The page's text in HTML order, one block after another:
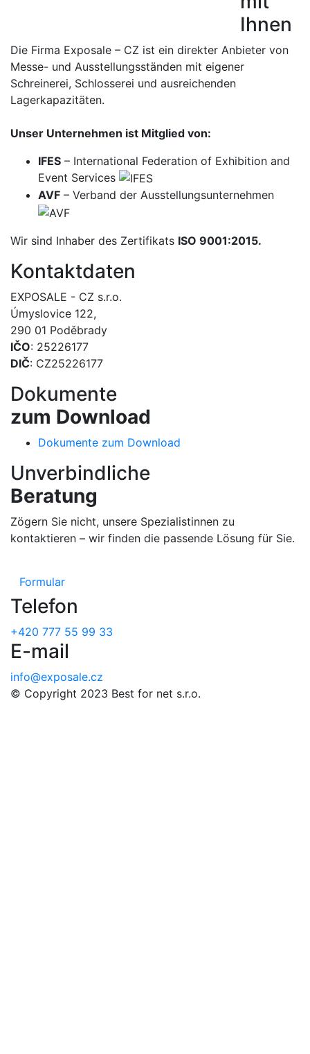
Ihnen
Die Firma Exposale – CZ ist ein direkter Anbieter von
Messe- und Ausstellungsständen mit eigener
Schreinerei, Schlosserei und ausreichenden
Lagerkapazitäten.
Unser Unternehmen ist Mitglied von:
IFES – International Federation of Exhibition and
Event Services
AVF – Verband der Ausstellungsunternehmen
Wir sind Inhaber des Zertifikats ISO 9001:2015.
Kontaktdaten
EXPOSALE - CZ s.r.o.
Úmyslovice 122,
290 01 Poděbrady
IČO: 25226177
DIČ: CZ25226177
Dokumente
zum Download
Dokumente zum Download
Unverbindliche
Beratung
Zögern Sie nicht, unsere Spezialistinnen zu
kontaktieren – wir finden die passende Lösung für Sie.
Formular
Telefon
+420 777 55 99 33
E-mail
info@exposale.cz
© Copyright 2023 Best for net s.r.o.